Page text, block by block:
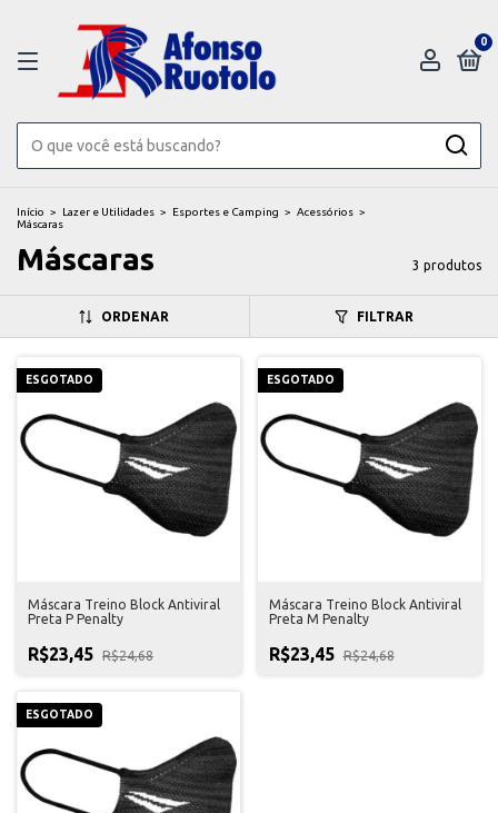
0
Início > Lazer e Utilidades > Esportes e Camping > Acessórios >
Máscaras
Máscaras 3 produtos
ORDENAR FILTRAR
ESGOTADO
Máscara Treino Block Antiviral
Preta P Penalty
R$23,45 R$24,68
ESGOTADO
Máscara Treino Block Antiviral
Preta M Penalty
R$23,45 R$24,68
ESGOTADO